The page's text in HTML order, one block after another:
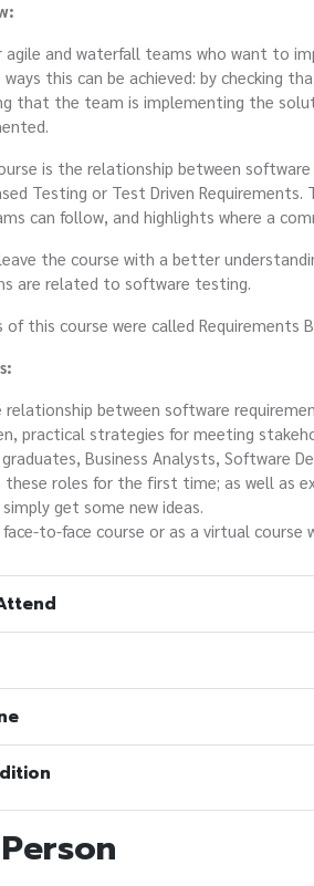
agile and waterfall teams who want to
this can be achieved: by checking
that the team is implementing the
is the relationship between
Testing or Test Driven
can follow, and highlights where a
the course with a better
are related to software testing.
of this course were called Requirements
relationship between software
practical strategies for meeting
Business Analysts, Software
roles for the first time; as well as
get some new ideas.
face-to-face course or as a virtual